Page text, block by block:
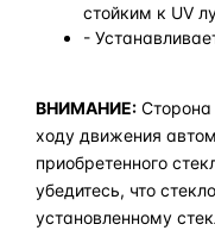
стойким к UV
-
ВНИМАНИЕ:
ходу движения
приобретенного
убедитесь, что
установленному